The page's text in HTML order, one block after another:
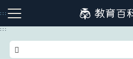
到
主
:::
:::